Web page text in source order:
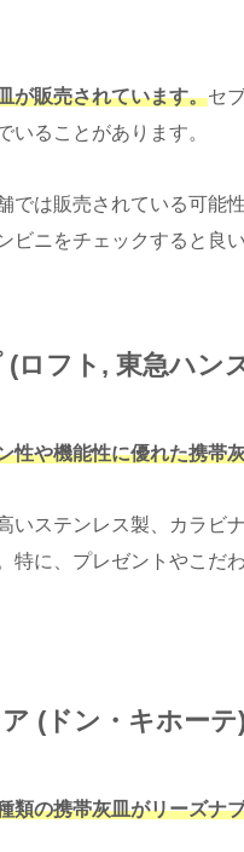
が販売されています。セ
いることがあります。
では販売されている可能
ニをチェックすると良い
ロフト, 東急ハン
性や機能性に優れた携帯
いステンレス製、カラビ
特に、プレゼントやこだ
(ドン・キホーテ
類の携帯灰皿がリーズナ